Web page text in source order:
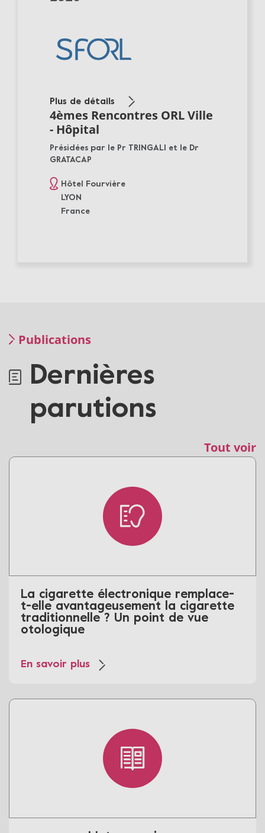
Plus de détails
4èmes Rencontres ORL Ville
- Hôpital
Présidées par le Pr TRINGALI et le Dr
GRATACAP
Hôtel Fourvière
LYON
France
Publications
Dernières
parutions
Tout voir
La cigarette électronique remplace-
t-elle avantageusement la cigarette
traditionnelle ? Un point de vue
otologique
En savoir plus